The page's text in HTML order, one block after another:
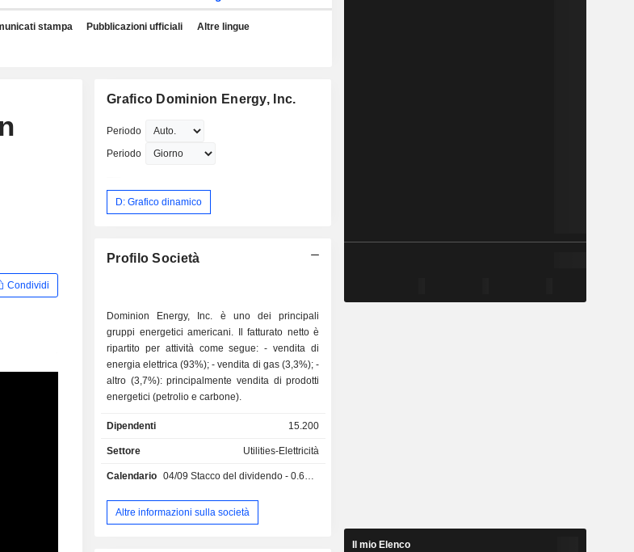
stampa Pubblicazioni ufficiali Altre lingue
Condividi
Grafico Dominion Energy, Inc.
Periodo
Periodo
D: Grafico dinamico
Profilo Società
Dominion Energy, Inc. è uno dei principali
gruppi energetici americani. Il fatturato netto è
ripartito per attività come segue: - vendita di
energia elettrica (93%); - vendita di gas (3,3%); -
altro (3,7%): principalmente vendita di prodotti
energetici (petrolio e carbone).
Dipendenti 15.200
Settore Utilities-Elettricità
Calendario 04/09 Stacco del dividendo - 0.6675 USD
Altre informazioni sulla società
Il mio Elenco